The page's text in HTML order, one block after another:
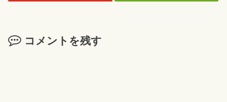
コメントを残す